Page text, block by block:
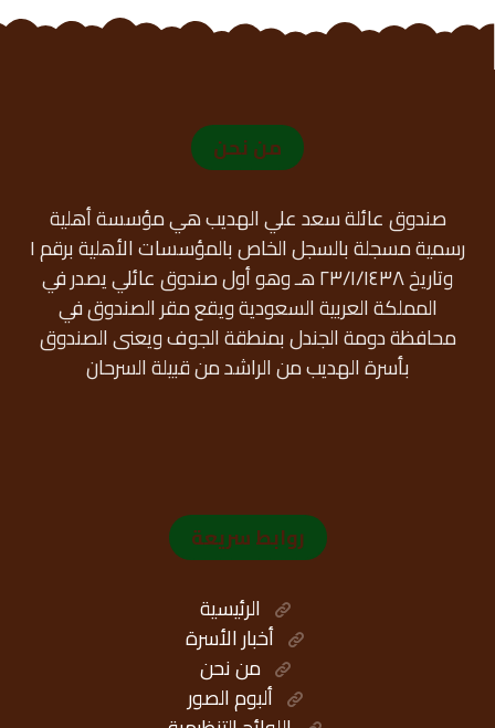
من نحن
صندوق عائلة سعد علي الهديب هي مؤسسة أهلية
رسمية مسجلة بالسجل الخاص بالمؤسسات الأهلية برقم ١
وتاريخ ٢٣/١/١٤٣٨ هـ وهو أول صندوق عائلي يصدر في
المملكة العربية السعودية ويقع مقر الصندوق في
محافظة دومة الجندل بمنطقة الجوف ويعنى الصندوق
بأسرة الهديب من الراشد من قبيلة السرحان
روابط سريعة
الرئيسية
أخبار الأسرة
من نحن
ألبوم الصور